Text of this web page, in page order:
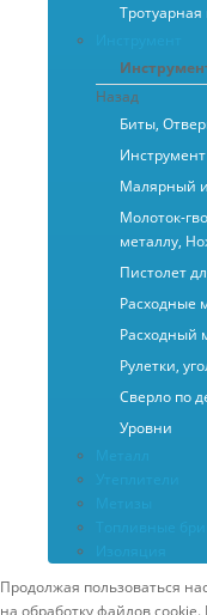
Тротуарная
Назад
Биты,
Малярный
Молоток-
металлу,
Пистолет
Расходные
Расходный
Рулетки,
Сверло по
Уровни
Продолжая пользоваться
на обработку файлов